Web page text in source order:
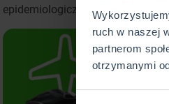
ruch w naszej
partnerom
otrzymanymi
epidemiologicznego.